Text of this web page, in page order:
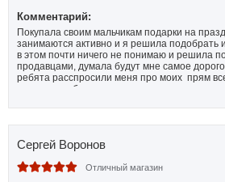
Комментарий:
Покупала своим мальчикам подарки на
занимаются активно и я решила подобрать
в этом почти ничего не понимаю и решила
продавцами, думала будут мне самое
ребята расспросили меня про моих прям
достаточно бюджетные варианты, я даже
подобрать! В общем выбрали мне и
очень быстро, все посмотрела, все
знакомому, другу, он сказал что товар
своему делу ответственно и знают свое
наступающим!
Сергей Воронов
Отличный магазин